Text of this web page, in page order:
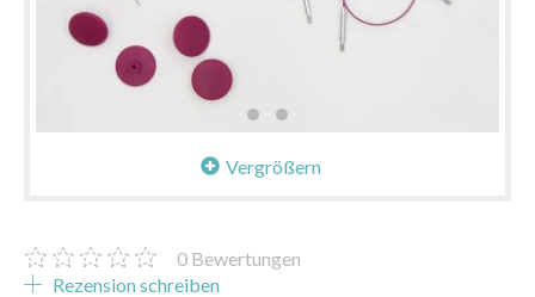
Vergrößern
0 Bewertungen
Rezension schreiben